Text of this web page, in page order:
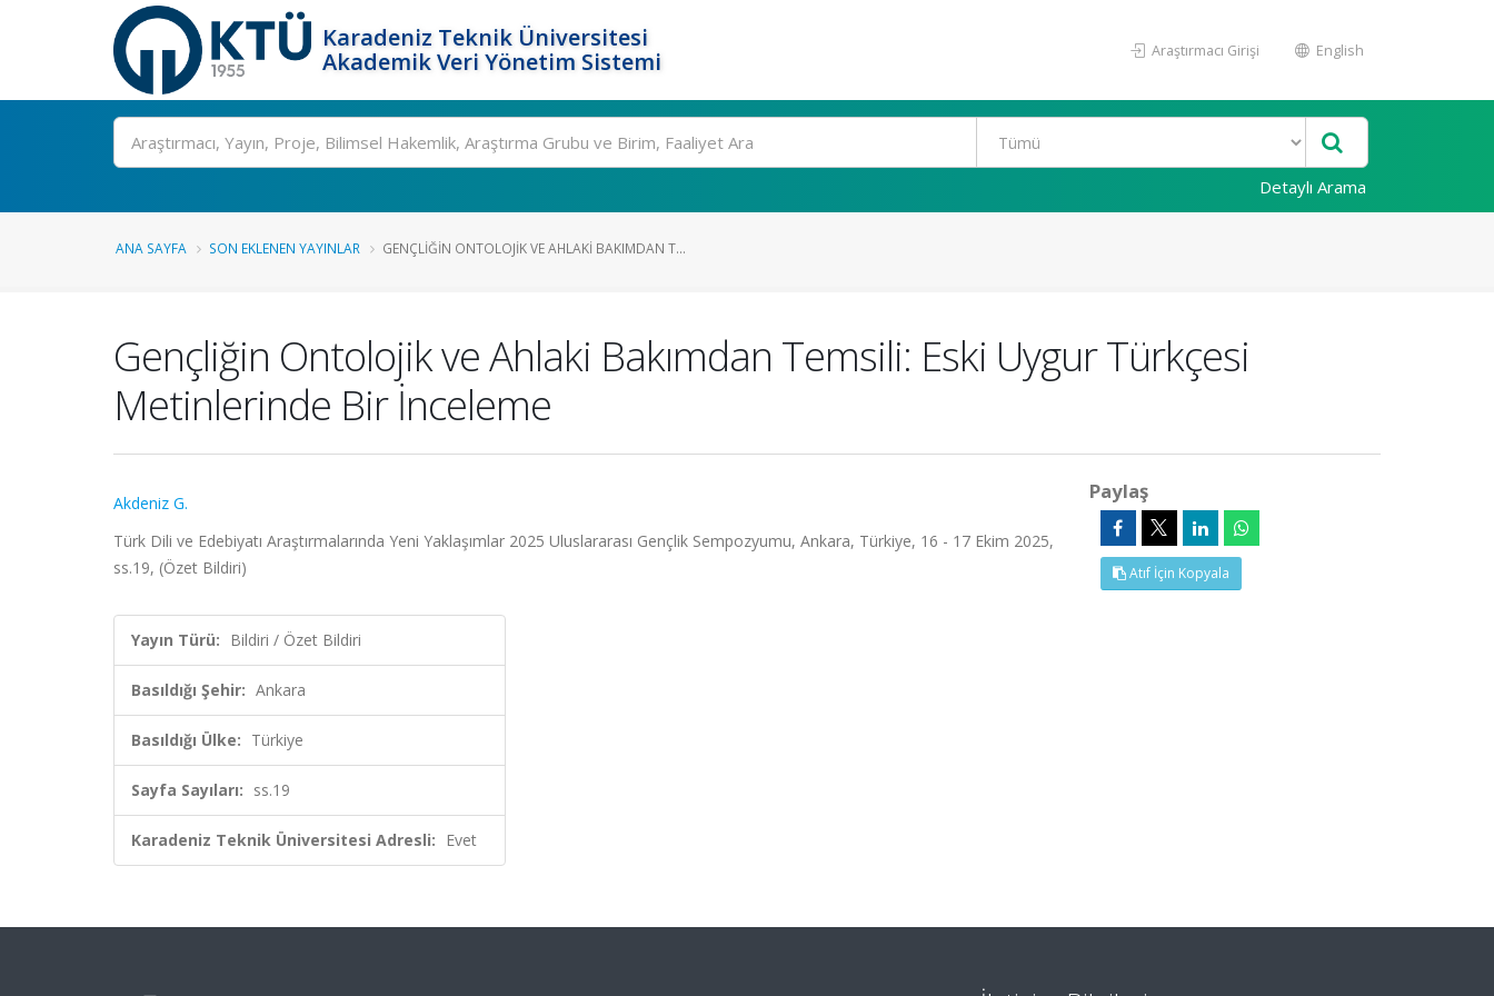
Karadeniz Teknik Üniversitesi
Akademik Veri Yönetim Sistemi
Araştırmacı Girişi English
Ara
Detaylı Arama
ANA SAYFA SON EKLENEN YAYINLAR GENÇLIĞIN ONTOLOJIK VE AHLAKI BAKIMDAN T...
Gençliğin Ontolojik ve Ahlaki Bakımdan Temsili: Eski Uygur Türkçesi
Metinlerinde Bir İnceleme
Akdeniz G.
Türk Dili ve Edebiyatı Araştırmalarında Yeni Yaklaşımlar 2025 Uluslararası Gençlik Sempozyumu, Ankara, Türkiye, 16 - 17 Ekim 2025,
ss.19, (Özet Bildiri)
Yayın Türü: Bildiri / Özet Bildiri
Basıldığı Şehir: Ankara
Basıldığı Ülke: Türkiye
Sayfa Sayıları: ss.19
Karadeniz Teknik Üniversitesi Adresli: Evet
Paylaş
Atıf İçin Kopyala